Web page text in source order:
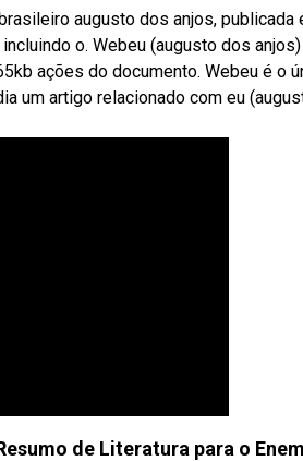
augusto dos anjos, publicada
o. Webeu (augusto dos anjos)
ações do documento. Webeu é o
um artigo relacionado com eu
de Literatura para o Enem